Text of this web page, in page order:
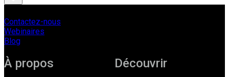
Entreprise
Partenaires
Contactez-nous
Webinaires
Blog
À propos Découvrir